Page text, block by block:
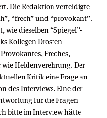
Die Redaktion verteidigte
“frech” und “provokant”.
wie dieselben “Spiegel”-
Kollegen Drosten
Freches,
wie Heldenverehrung. Der
Kritik eine Frage an
des Interviews. Eine der
für die Fragen
bitte im Interview hätte